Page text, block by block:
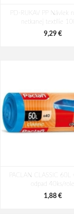
PD-RUKAV PP Návlek
netkanej textílie
9,29 €
rukavice
69,79 €
PACLAN CLASSIC 60L
odpad 40ks/role
1,88 €